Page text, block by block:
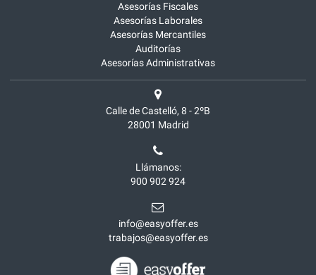
Asesorías Fiscales
Asesorías Laborales
Asesorías Mercantiles
Auditorías
Asesorías Administrativas
Calle de Castelló, 8 - 2ºB
28001 Madrid
Llámanos:
900 902 924
info@easyoffer.es
trabajos@easyoffer.es